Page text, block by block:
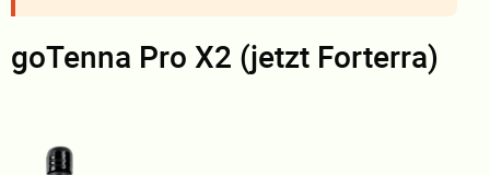
goTenna Pro X2 (jetzt Forterra)